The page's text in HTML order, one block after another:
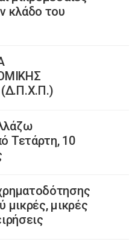
κλάδο του
Τετάρτη, 10
μικρές, μικρές